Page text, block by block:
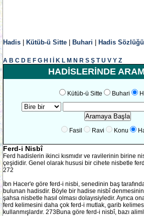
Hadis Kütüb-ü Sitte Buhari Hadis Sözlüğü
A B C D E F G H K L M N R S Ş T U V Y Z
HADİSLERİNDE
Kütüb-ü Sitte Buhari
Fasil Ravi Konu
Ferd-i Nisbî
Ferd hadislerin ikinci kısmıdır ve ravilerinin birine
çeşididir. Genel olarak hususi bir cihete nisbetle
272
İbn Hacer'e göre ferd-i nisbi, senedinin baş
bulunan hadisdir. Böyle bir hadise nisbî
şahsa nisbetle hasıl olması dolayısiyledir. Ayrıca
ferd kelimesini daha çok ferd-i mutlak, garib
kullanmışlardır. 273Buna göre ferd-i nisbî, bazı